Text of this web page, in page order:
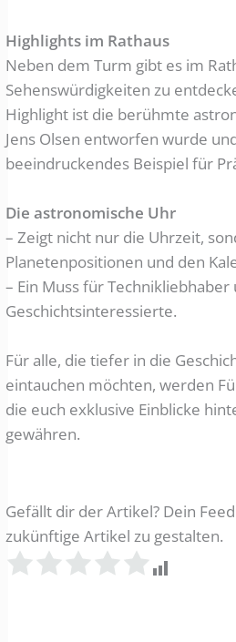
Highlights im Rathaus
Neben dem Turm gibt es im
Sehenswürdigkeiten zu
Highlight ist die berühmte
Jens Olsen entworfen wurde
beeindruckendes Beispiel für
Die astronomische Uhr
– Zeigt nicht nur die Uhrzeit,
Planetenpositionen und den
– Ein Muss für Technikliebhaber
Geschichtsinteressierte.
Für alle, die tiefer in die
eintauchen möchten, werden
die euch exklusive Einblicke
gewähren.
Gefällt dir der Artikel? Dein
zukünftige Artikel zu gestalten.